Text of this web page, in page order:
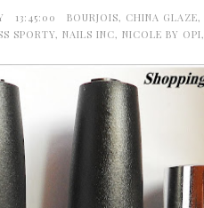
13:45:00 BOURJOIS, CHINA GLAZE,
SPORTY, NAILS INC, NICOLE BY OPI,